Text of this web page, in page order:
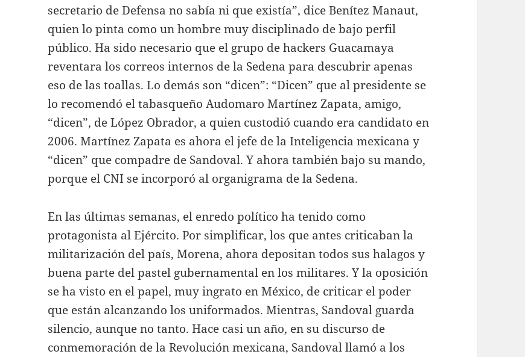
secretario de Defensa no sabía ni que existía”, dice Benítez Manaut,
quien lo pinta como un hombre muy disciplinado de bajo perfil
público. Ha sido necesario que el grupo de hackers Guacamaya
reventara los correos internos de la Sedena para descubrir apenas
eso de las toallas. Lo demás son “dicen”: “Dicen” que al presidente se
lo recomendó el tabasqueño Audomaro Martínez Zapata, amigo,
“dicen”, de López Obrador, a quien custodió cuando era candidato en
2006. Martínez Zapata es ahora el jefe de la Inteligencia mexicana y
“dicen” que compadre de Sandoval. Y ahora también bajo su mando,
porque el CNI se incorporó al organigrama de la Sedena.
En las últimas semanas, el enredo político ha tenido como
protagonista al Ejército. Por simplificar, los que antes criticaban la
militarización del país, Morena, ahora depositan todos sus halagos y
buena parte del pastel gubernamental en los militares. Y la oposición
se ha visto en el papel, muy ingrato en México, de criticar el poder
que están alcanzando los uniformados. Mientras, Sandoval guarda
silencio, aunque no tanto. Hace casi un año, en su discurso de
conmemoración de la Revolución mexicana, Sandoval llamó a los